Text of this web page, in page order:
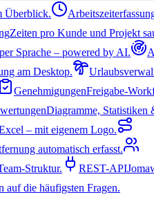
Überblick.
Zeiten pro Kunde und Projekt
Sprache – powered by AI.
am Desktop.
GenehmigungenFreigabe-
Diagramme, Statistiken
– mit eigenem Logo.
automatisch erfasst.
Struktur. REST-API
auf die häufigsten Fragen.
einen
brauchen
mit komplexen
Wireframing und finalen
Zeiterfassung lenkt dabei nur
klarer und ansprechender
Flow, statt ihn zu unterbrechen.